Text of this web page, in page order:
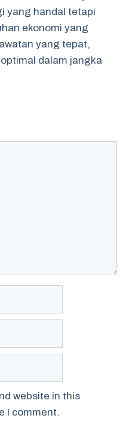
yang handal tetapi
ekonomi yang
yang tepat,
dalam jangka
website in this
I comment.